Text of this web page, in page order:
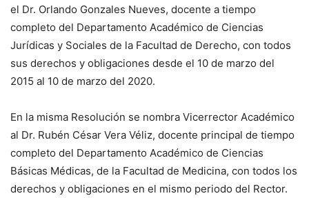
el Dr. Orlando Gonzales Nueves, docente a tiempo
completo del Departamento Académico de Ciencias
Jurídicas y Sociales de la Facultad de Derecho, con todos
sus derechos y obligaciones desde el 10 de marzo del
2015 al 10 de marzo del 2020.
En la misma Resolución se nombra Vicerrector Académico
al Dr. Rubén César Vera Véliz, docente principal de tiempo
completo del Departamento Académico de Ciencias
Básicas Médicas, de la Facultad de Medicina, con todos los
derechos y obligaciones en el mismo periodo del Rector.